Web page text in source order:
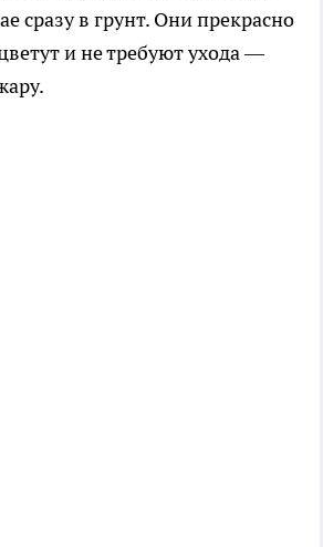
сразу в грунт. Они прекрасно
и не требуют ухода —